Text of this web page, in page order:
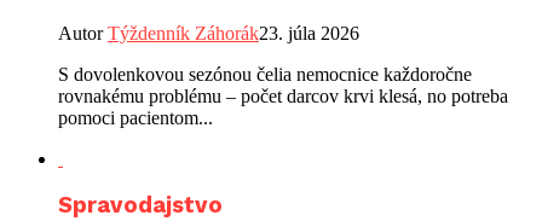
AutorTýždenník Záhorák23. júla 2026
S dovolenkovou sezónou čelia nemocnice každoročne
rovnakému problému – počet darcov krvi klesá, no potreba
pomoci pacientom...
Spravodajstvo